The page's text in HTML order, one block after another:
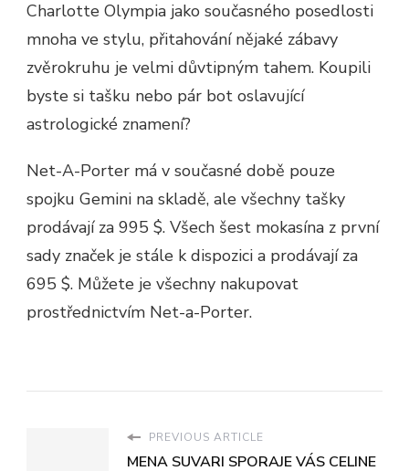
Charlotte Olympia jako současného posedlosti
mnoha ve stylu, přitahování nějaké zábavy
zvěrokruhu je velmi důvtipným tahem. Koupili
byste si tašku nebo pár bot oslavující
astrologické znamení?
Net-A-Porter má v současné době pouze
spojku Gemini na skladě, ale všechny tašky
prodávají za 995 $. Všech šest mokasína z první
sady značek je stále k dispozici a prodávají za
695 $. Můžete je všechny nakupovat
prostřednictvím Net-a-Porter.
PREVIOUS ARTICLE
MENA SUVARI SPORAJE VÁS CELINE